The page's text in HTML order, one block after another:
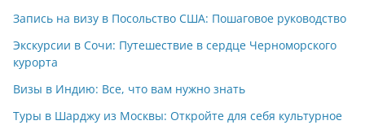
Запись на визу в Посольство США: Пошаговое руководство
Экскурсии в Сочи: Путешествие в сердце Черноморского
курорта
Визы в Индию: Все, что вам нужно знать
Туры в Шарджу из Москвы: Откройте для себя культурное